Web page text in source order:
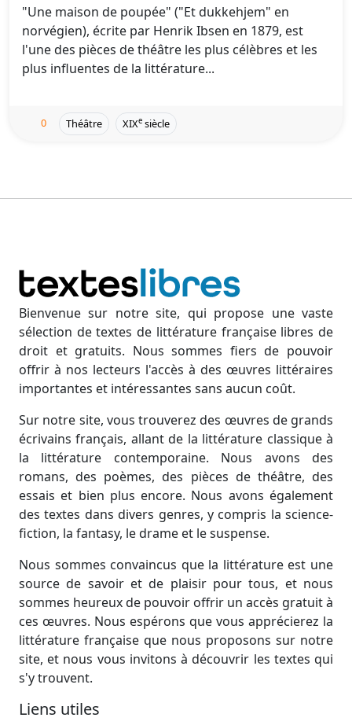
"Une maison de poupée" ("Et dukkehjem" en
norvégien), écrite par Henrik Ibsen en 1879, est
l'une des pièces de théâtre les plus célèbres et les
plus influentes de la littérature...
0 Théâtre XIXe siècle
Bienvenue sur notre site, qui propose une vaste
sélection de textes de littérature française libres de
droit et gratuits. Nous sommes fiers de pouvoir
offrir à nos lecteurs l'accès à des œuvres littéraires
importantes et intéressantes sans aucun coût.
Sur notre site, vous trouverez des œuvres de grands
écrivains français, allant de la littérature classique à
la littérature contemporaine. Nous avons des
romans, des poèmes, des pièces de théâtre, des
essais et bien plus encore. Nous avons également
des textes dans divers genres, y compris la science-
fiction, la fantasy, le drame et le suspense.
Nous sommes convaincus que la littérature est une
source de savoir et de plaisir pour tous, et nous
sommes heureux de pouvoir offrir un accès gratuit à
ces œuvres. Nous espérons que vous apprécierez la
littérature française que nous proposons sur notre
site, et nous vous invitons à découvrir les textes qui
s'y trouvent.
Liens utiles